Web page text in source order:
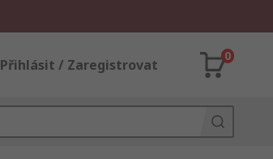
Přihlásit / Zaregistrovat
0